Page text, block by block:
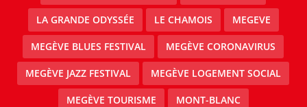
LA GRANDE ODYSSÉE LE CHAMOIS MEGEVE
MEGÈVE BLUES FESTIVAL MEGÈVE CORONAVIRUS
MEGÈVE JAZZ FESTIVAL MEGÈVE LOGEMENT SOCIAL
MEGÈVE TOURISME MONT-BLANC